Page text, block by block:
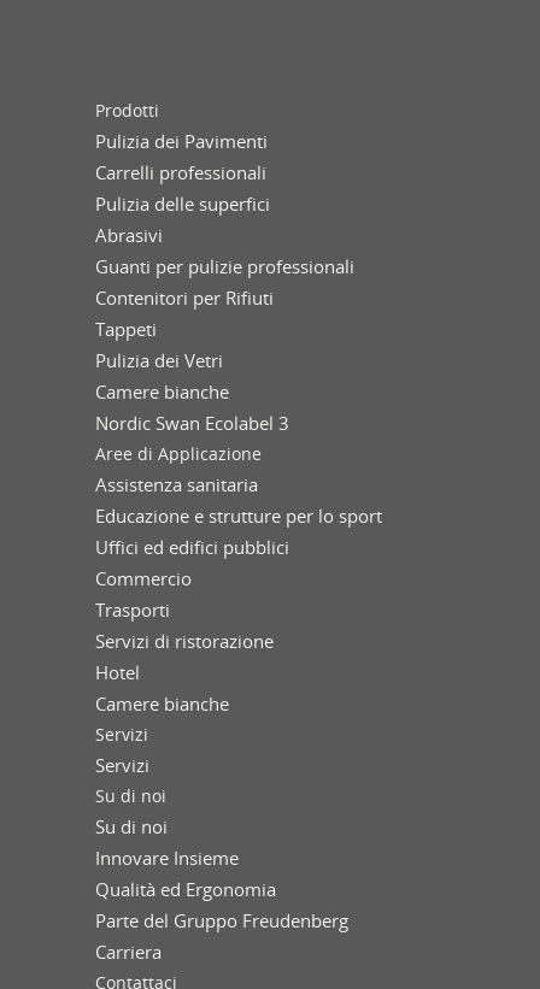
Prodotti
Pulizia dei Pavimenti
Carrelli professionali
Pulizia delle superfici
Abrasivi
Guanti per pulizie professionali
Contenitori per Rifiuti
Tappeti
Pulizia dei Vetri
Camere bianche
Nordic Swan Ecolabel 3
Aree di Applicazione
Assistenza sanitaria
Educazione e strutture per lo sport
Uffici ed edifici pubblici
Commercio
Trasporti
Servizi di ristorazione
Hotel
Camere bianche
Servizi
Servizi
Su di noi
Su di noi
Innovare Insieme
Qualità ed Ergonomia
Parte del Gruppo Freudenberg
Carriera
Contattaci